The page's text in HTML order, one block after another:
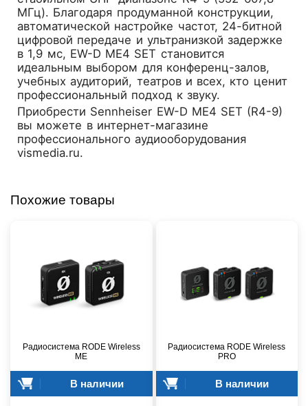
МГц). Благодаря продуманной конструкции,
автоматической настройке частот, 24-битной
цифровой передаче и ультранизкой задержке
в 1,9 мс, EW-D ME4 SET становится
идеальным выбором для конференц-залов,
учебных аудиторий, театров и всех, кто ценит
профессиональный подход к звуку.
Приобрести Sennheiser EW-D ME4 SET (R4-9)
вы можете в интернет-магазине
профессионального аудиооборудования
vismedia.ru.
Похожие товары
Радиосистема RODE Wireless
ME
В наличии
Радиосистема RODE Wireless
PRO
В наличии